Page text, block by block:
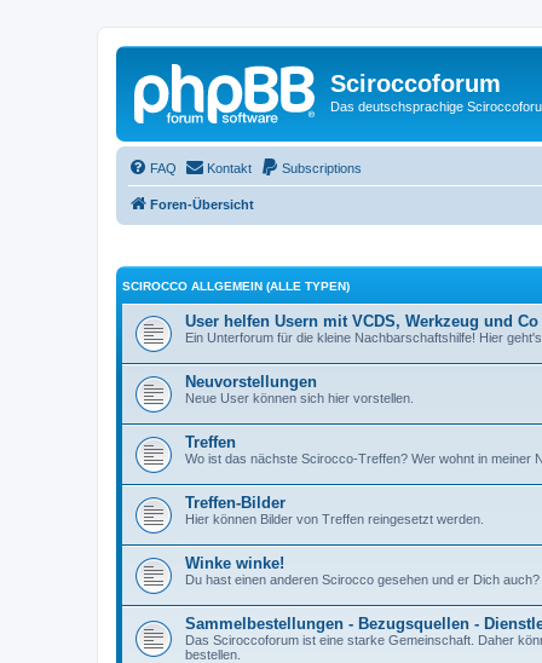
Sciroccoforum
Das deutschsprachige
FAQ Kontakt Subscriptions
Foren-Übersicht
SCIROCCO ALLGEMEIN (ALLE TYPEN)
User helfen Usern mit VCDS, Werkzeug und Co
Ein Unterforum für die kleine Nachbarschaftshilfe! Hier
Neuvorstellungen
Neue User können sich hier vorstellen.
Treffen
Wo ist das nächste Scirocco-Treffen? Wer wohnt in meiner
Treffen-Bilder
Hier können Bilder von Treffen reingesetzt werden.
Winke winke!
Du hast einen anderen Scirocco gesehen und er Dich auch?
Sammelbestellungen - Bezugsquellen -
Das Sciroccoforum ist eine starke Gemeinschaft. Daher
bestellen.